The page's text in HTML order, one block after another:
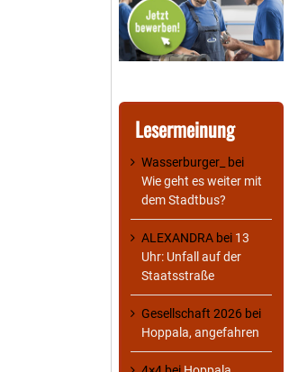
Lesermeinung
Wasserburger_
bei
Wie geht es weiter mit
dem Stadtbus?
ALEXANDRA bei 13
Uhr: Unfall auf der
Staatsstraße
Gesellschaft 2026 bei
Hoppala, angefahren